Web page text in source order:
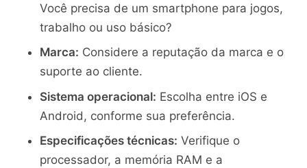
Você precisa de um smartphone para jogos,
trabalho ou uso básico?
Marca: Considere a reputação da marca e o
suporte ao cliente.
Sistema operacional: Escolha entre iOS e
Android, conforme sua preferência.
Especificações técnicas: Verifique o
processador, a memória RAM e a